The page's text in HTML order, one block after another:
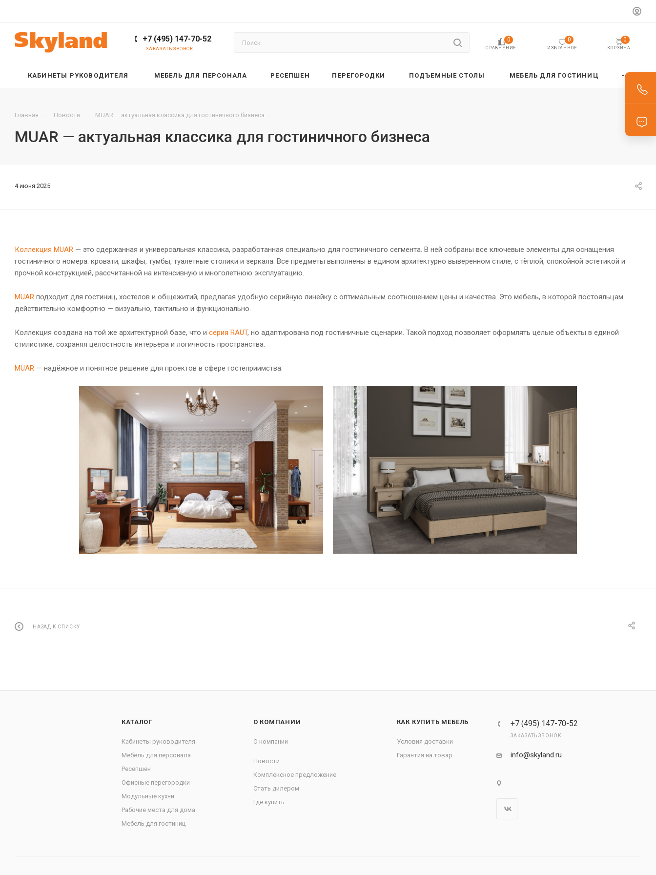
+7 (495) 147-70-52
ЗАКАЗАТЬ ЗВОНОК СРАВНЕНИЕ
0
ИЗБРАННОЕ
0
КОРЗИНА
0
КАБИНЕТЫ РУКОВОДИТЕЛЯ МЕБЕЛЬ ДЛЯ ПЕРСОНАЛА РЕСЕПШЕН ПЕРЕГОРОДКИ ПОДЪЕМНЫЕ СТОЛЫ МЕБЕЛЬ ДЛЯ ГОСТИНИЦ
Главная — Новости — MUAR — актуальная классика для гостиничного бизнеса
MUAR — актуальная классика для гостиничного бизнеса
4 июня 2025
Коллекция MUAR — это сдержанная и универсальная классика, разработанная специально для гостиничного сегмента. В ней собраны все ключевые элементы для оснащения
гостиничного номера: кровати, шкафы, тумбы, туалетные столики и зеркала. Все предметы выполнены в едином архитектурно выверенном стиле, с тёплой, спокойной эстетикой и
прочной конструкцией, рассчитанной на интенсивную и многолетнюю эксплуатацию.
MUAR подходит для гостиниц, хостелов и общежитий, предлагая удобную серийную линейку с оптимальным соотношением цены и качества. Это мебель, в которой постояльцам
действительно комфортно — визуально, тактильно и функционально.
Коллекция создана на той же архитектурной базе, что и серия RAUT, но адаптирована под гостиничные сценарии. Такой подход позволяет оформлять целые объекты в единой
стилистике, сохраняя целостность интерьера и логичность пространства.
MUAR — надёжное и понятное решение для проектов в сфере гостеприимства.
НАЗАД К СПИСКУ
КАТАЛОГ
Кабинеты руководителя
Мебель для персонала
Ресепшен
Офисные перегородки
Модульные кухни
Рабочие места для дома
Мебель для гостиниц
О КОМПАНИИ
О компании
Новости
Комплексное предложение
Стать дилером
Где купить
КАК КУПИТЬ МЕБЕЛЬ
Условия доставки
Гарантия на товар
+7 (495) 147-70-52
ЗАКАЗАТЬ ЗВОНОК
info@skyland.ru